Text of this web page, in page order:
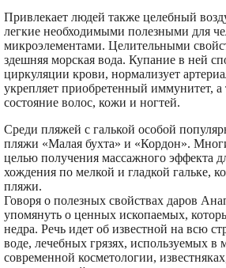
Привлекает людей также целебный
легкие необходимыми полезными для
микроэлементами. Целительными
здешняя морская вода. Купание в ней
циркуляции крови, нормализует
укрепляет приобретенный иммунитет, а
состояние волос, кожи и ногтей.
Среди пляжей с галькой особой
пляжи «Малая бухта» и «Кордон».
целью получения массажного эффекта
хождения по мелкой и гладкой гальке,
пляжи.
Говоря о полезных свойствах даров
упомянуть о ценных ископаемых,
недра. Речь идет об известной на всю
воде, лечебных грязях, используемых в
современной косметологии,